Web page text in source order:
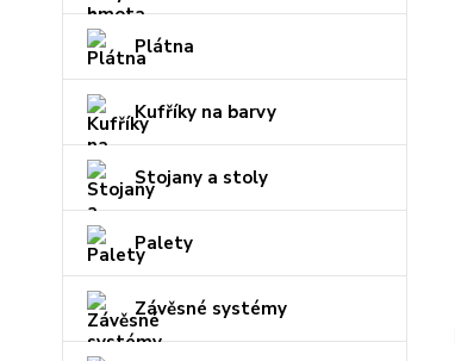
Plátna
Kufříky na barvy
Stojany a stoly
Palety
Závěsné systémy